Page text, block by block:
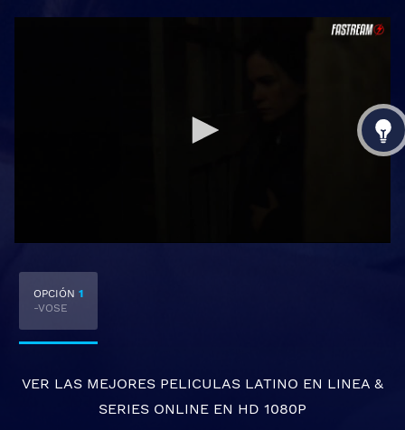
OPCIÓN 1
-VOSE
VER LAS MEJORES PELICULAS LATINO EN LINEA &
SERIES ONLINE EN HD 1080P